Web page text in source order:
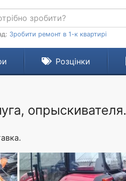
Зробити ремонт в 1-к квартирі
Розцінки
опрыскивателя.